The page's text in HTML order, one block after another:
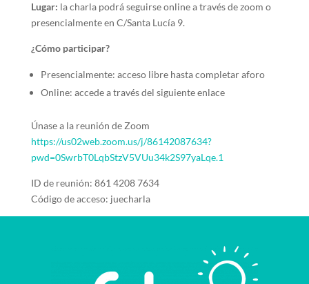
Lugar: la charla podrá seguirse online a través de zoom o
presencialmente en C/Santa Lucía 9.
¿Cómo participar?
Presencialmente: acceso libre hasta completar aforo
Online: accede a través del siguiente enlace
Únase a la reunión de Zoom
https://us02web.zoom.us/j/86142087634?
pwd=0SwrbT0LqbStzV5VUu34k2S97yaLqe.1
ID de reunión: 861 4208 7634
Código de acceso: juecharla